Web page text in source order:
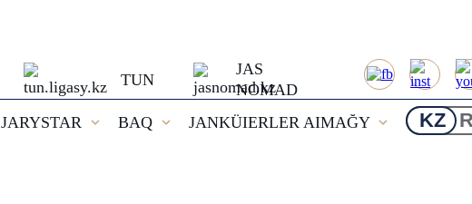
TUN
JAS
NOMAD
JARYSTAR BAQ JANKÜIERLER AIMAĞY KZ